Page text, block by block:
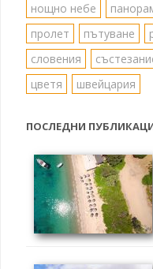
нощно небе
пролет
пътуване
словения
цветя
швейцария
ПОСЛЕДНИ